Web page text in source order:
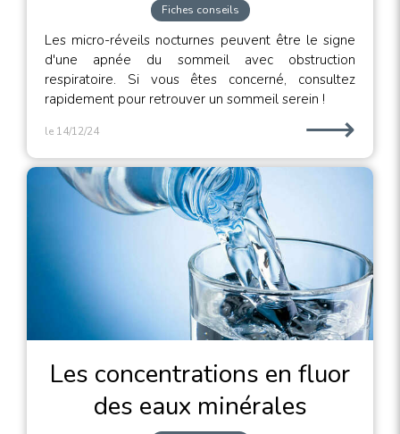
Fiches conseils
Les micro-réveils nocturnes peuvent être le signe
d'une apnée du sommeil avec obstruction
respiratoire. Si vous êtes concerné, consultez
rapidement pour retrouver un sommeil serein !
le 14/12/24 ⟶
Les concentrations en fluor
des eaux minérales